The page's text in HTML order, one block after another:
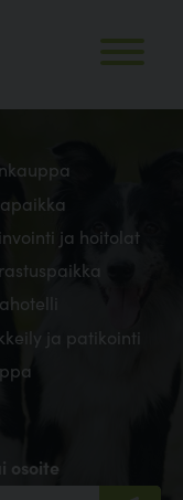
osoite
ja hoitolat
ja patikointi